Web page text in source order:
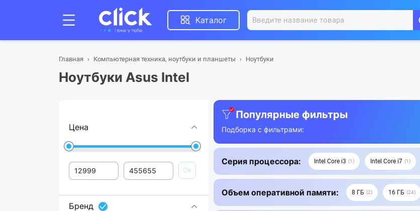
Каталог
Главная Компьютерная техника, ноутбуки и планшеты Ноутбуки
Ноутбуки Asus Intel
Цена
Ок
Бренд
Популярные фильтры
Подборка с фильтрами:
Серия процессора: Intel Core i3 1 Intel Core i7 1
Объем оперативной памяти: 8 ГБ 2 16 ГБ 24